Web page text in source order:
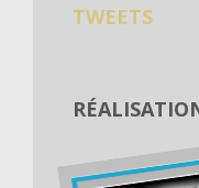
TWEETS